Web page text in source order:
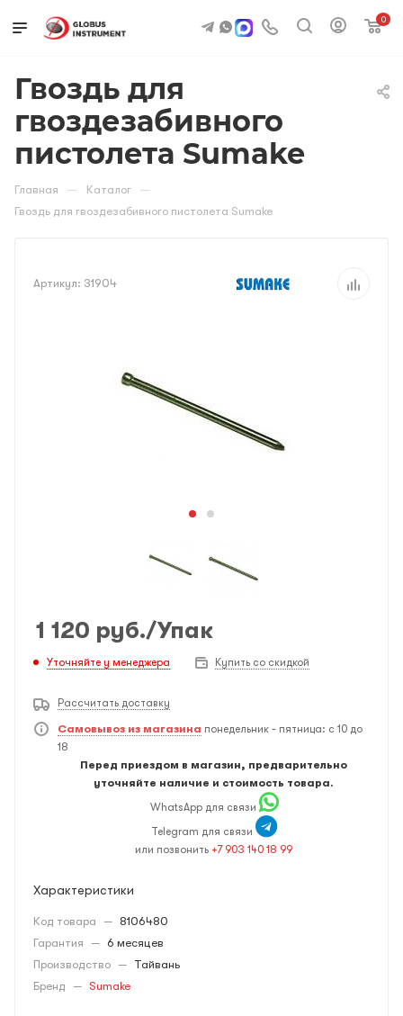
0
Гвоздь для
гвоздезабивного
пистолета Sumake
Главная — Каталог —
Гвоздь для гвоздезабивного пистолета Sumake
Артикул: 31904
1 120 руб./Упак
Уточняйте у менеджера Купить со скидкой
Рассчитать доставку
Самовывоз из магазина понедельник - пятница: с 10 до
18
Перед приездом в магазин, предварительно
уточняйте наличие и стоимость товара.
WhatsApp для связи
Telegram для связи
или позвонить +7 903 140 18 99
Характеристики
Код товара — 8106480
Гарантия — 6 месяцев
Производство — Тайвань
Бренд — Sumake